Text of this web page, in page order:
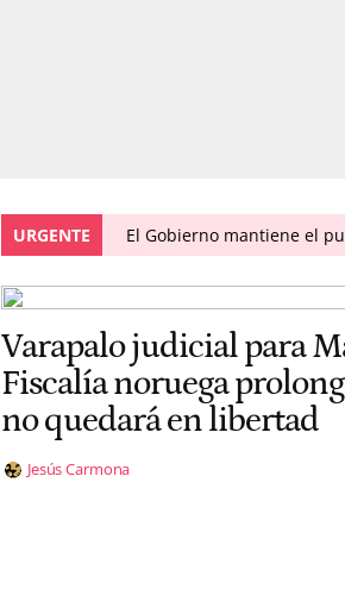
URGENTE El Gobierno mantiene el
Varapalo judicial para
Fiscalía noruega
no quedará en libertad
Jesús Carmona